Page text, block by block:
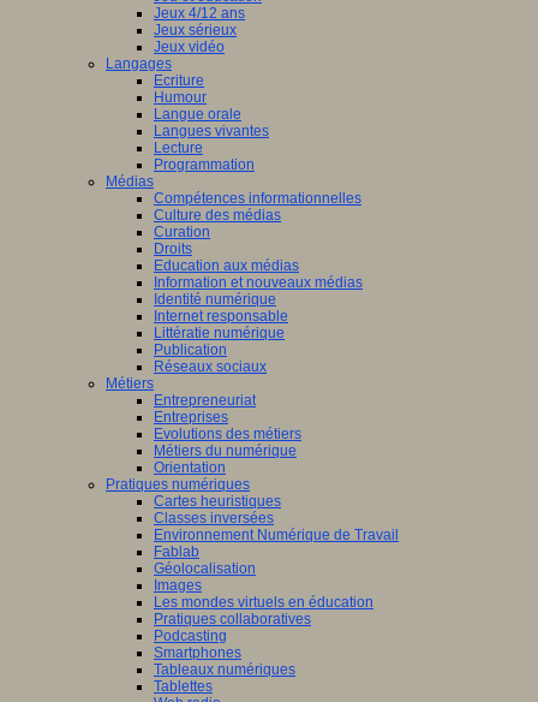
Jeux 4/12 ans
Jeux sérieux
Jeux vidéo
Langages
Ecriture
Humour
Langue orale
Langues vivantes
Lecture
Programmation
Médias
Compétences informationnelles
Culture des médias
Curation
Droits
Education aux médias
Information et nouveaux médias
Identité numérique
Internet responsable
Littératie numérique
Publication
Réseaux sociaux
Métiers
Entrepreneuriat
Entreprises
Evolutions des métiers
Métiers du numérique
Orientation
Pratiques numériques
Cartes heuristiques
Classes inversées
Environnement Numérique de Travail
Fablab
Géolocalisation
Images
Les mondes virtuels en éducation
Pratiques collaboratives
Podcasting
Smartphones
Tableaux numériques
Tablettes